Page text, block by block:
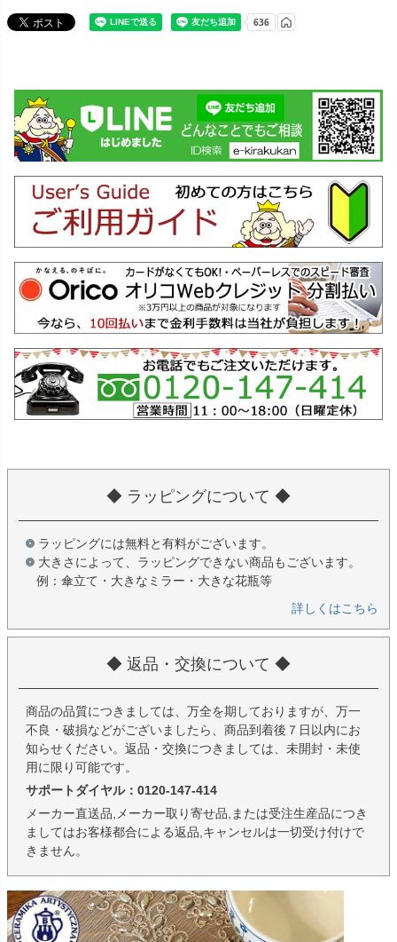
◆ ラッピングについて ◆
ラッピングには無料と有料がございます。
大きさによって、ラッピングできない商品もございます。
例：傘立て・大きなミラー・大きな花瓶等
詳しくはこちら
◆ 返品・交換について ◆
商品の品質につきましては、万全を期しておりますが、万一
不良・破損などがございましたら、商品到着後７日以内にお
知らせください。返品・交換につきましては、未開封・未使
用に限り可能です。
サポートダイヤル：0120-147-414
メーカー直送品,メーカー取り寄せ品,または受注生産品につき
ましてはお客様都合による返品,キャンセルは一切受け付けで
きません。